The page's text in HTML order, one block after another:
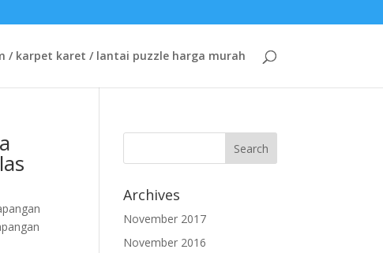
/ karpet karet / lantai puzzle harga murah
Archives
November 2017
November 2016